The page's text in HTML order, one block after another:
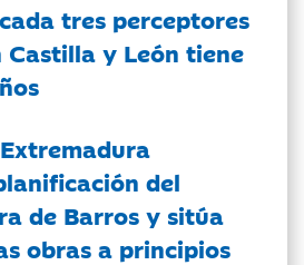
tres perceptores
Castilla y León tiene
del
de Barros y sitúa
obras a principios